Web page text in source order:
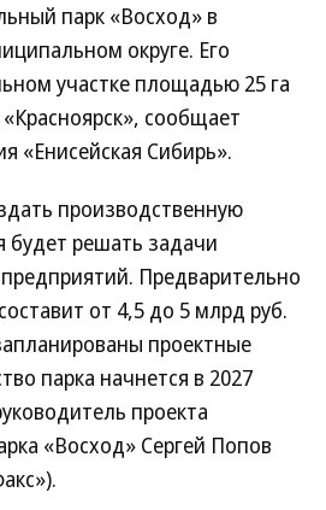
парк «Восход» в
округе. Его
участке площадью 25 га
сообщает
«Енисейская Сибирь».
производственную
будет решать задачи
Предварительно
от 4,5 до 5 млрд руб.
проектные
парка начнется в 2027
проекта
«Восход» Сергей Попов